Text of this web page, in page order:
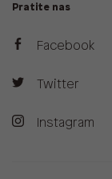
Pratite nas
Facebook
Twitter
Instagram